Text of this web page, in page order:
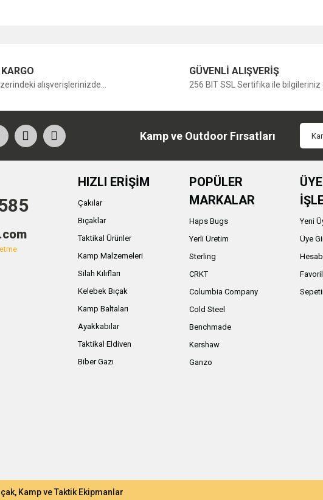
Bu ürüne ilk yorumu siz yapın!
alışverişlerinizde...
GÜVENLİ ALIŞVERİŞ
256 BIT SSL Sertifika ile bilgileriniz
Kamp ve Outdoor Fırsatları
HIZLI ERİŞİM
Çakılar
Bıçaklar
Taktikal Ürünler
Kamp Malzemeleri
Silah Kılıfları
Kelebek Bıçak
Kamp Baltaları
Ayakkabılar
Taktikal Eldiven
Biber Gazı
POPÜLER
MARKALAR
Haps Bugs
Yerli Üretim
Sterling
CRKT
Columbia Company
Cold Steel
Benchmade
Kershaw
Ganzo
Yeni
Üye
Kamp ve Taktik Ekipmanlar